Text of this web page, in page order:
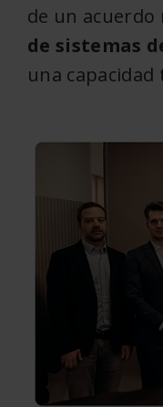
de un acuerdo
de sistemas
una capacidad